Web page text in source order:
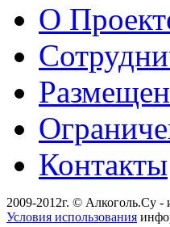
О
Контакты
2009-2012г. © Алкоголь.Су
Условия использования